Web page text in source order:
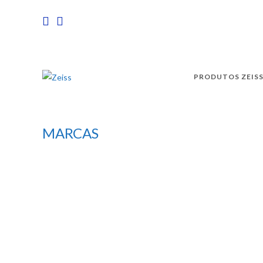
PRODUTOS ZEISS
MARCAS